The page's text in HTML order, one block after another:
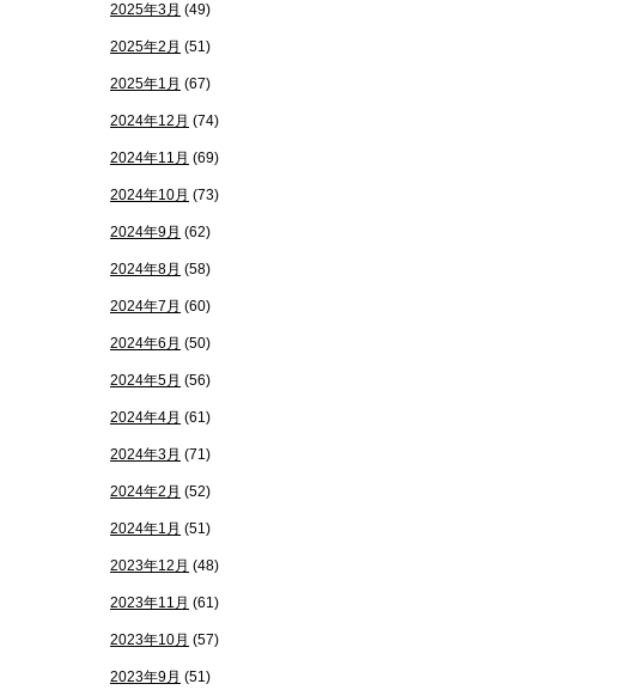
2025年3月 (49)
2025年2月 (51)
2025年1月 (67)
2024年12月 (74)
2024年11月 (69)
2024年10月 (73)
2024年9月 (62)
2024年8月 (58)
2024年7月 (60)
2024年6月 (50)
2024年5月 (56)
2024年4月 (61)
2024年3月 (71)
2024年2月 (52)
2024年1月 (51)
2023年12月 (48)
2023年11月 (61)
2023年10月 (57)
2023年9月 (51)